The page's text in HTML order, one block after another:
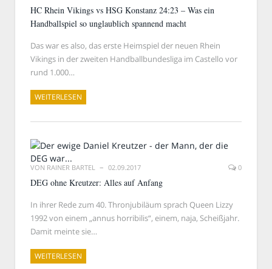
HC Rhein Vikings vs HSG Konstanz 24:23 – Was ein
Handballspiel so unglaublich spannend macht
Das war es also, das erste Heimspiel der neuen Rhein
Vikings in der zweiten Handballbundesliga im Castello vor
rund 1.000…
WEITERLESEN
VON RAINER BARTEL 02.09.2017 0
DEG ohne Kreutzer: Alles auf Anfang
In ihrer Rede zum 40. Thronjubiläum sprach Queen Lizzy
1992 von einem „annus horribilis“, einem, naja, Scheißjahr.
Damit meinte sie…
WEITERLESEN